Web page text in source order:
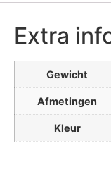
Extra
Gewicht
Afmetingen
Kleur